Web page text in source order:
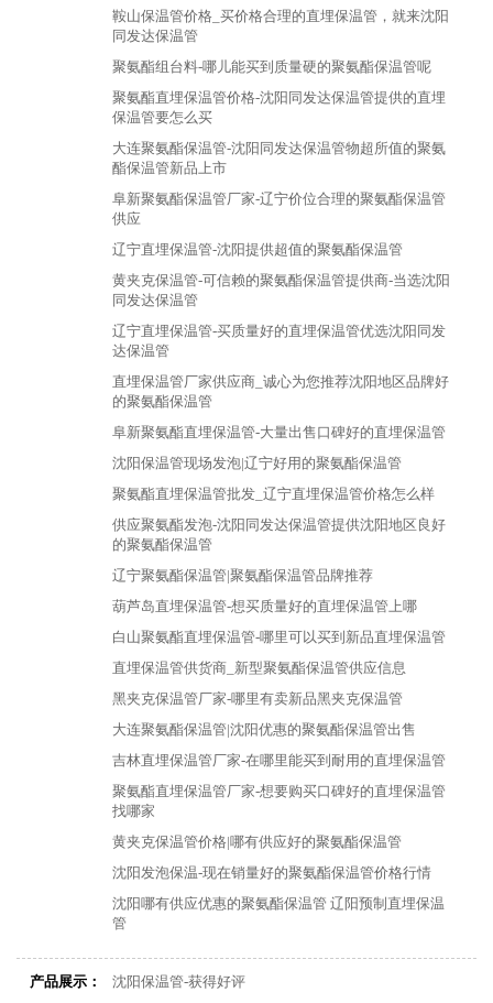
鞍山保温管价格_买价格合理的直埋保温管，就来沈阳
同发达保温管
聚氨酯组台料-哪儿能买到质量硬的聚氨酯保温管呢
聚氨酯直埋保温管价格-沈阳同发达保温管提供的直埋
保温管要怎么买
大连聚氨酯保温管-沈阳同发达保温管物超所值的聚氨
酯保温管新品上市
阜新聚氨酯保温管厂家-辽宁价位合理的聚氨酯保温管
供应
辽宁直埋保温管-沈阳提供超值的聚氨酯保温管
黄夹克保温管-可信赖的聚氨酯保温管提供商-当选沈阳
同发达保温管
辽宁直埋保温管-买质量好的直埋保温管优选沈阳同发
达保温管
直埋保温管厂家供应商_诚心为您推荐沈阳地区品牌好
的聚氨酯保温管
阜新聚氨酯直埋保温管-大量出售口碑好的直埋保温管
沈阳保温管现场发泡|辽宁好用的聚氨酯保温管
聚氨酯直埋保温管批发_辽宁直埋保温管价格怎么样
供应聚氨酯发泡-沈阳同发达保温管提供沈阳地区良好
的聚氨酯保温管
辽宁聚氨酯保温管|聚氨酯保温管品牌推荐
葫芦岛直埋保温管-想买质量好的直埋保温管上哪
白山聚氨酯直埋保温管-哪里可以买到新品直埋保温管
直埋保温管供货商_新型聚氨酯保温管供应信息
黑夹克保温管厂家-哪里有卖新品黑夹克保温管
大连聚氨酯保温管|沈阳优惠的聚氨酯保温管出售
吉林直埋保温管厂家-在哪里能买到耐用的直埋保温管
聚氨酯直埋保温管厂家-想要购买口碑好的直埋保温管
找哪家
黄夹克保温管价格|哪有供应好的聚氨酯保温管
沈阳发泡保温-现在销量好的聚氨酯保温管价格行情
沈阳哪有供应优惠的聚氨酯保温管 辽阳预制直埋保温
管
产品展示：
沈阳保温管-获得好评